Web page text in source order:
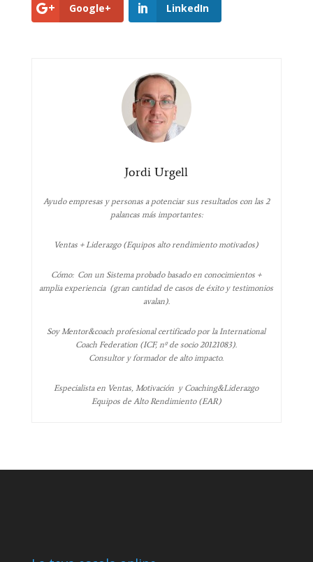
Google+ LinkedIn
Jordi Urgell
Ayudo empresas y personas a potenciar sus resultados con las 2
palancas más importantes:
Ventas + Liderazgo (Equipos alto rendimiento motivados)
Cómo: Con un Sistema probado basado en conocimientos +
amplia experiencia (gran cantidad de casos de éxito y testimonios
avalan).
Soy Mentor&coach profesional certificado por la International
Coach Federation (ICF, nº de socio 20121083).
Consultor y formador de alto impacto.
Especialista en Ventas, Motivación y Coaching&Liderazgo
Equipos de Alto Rendimiento (EAR)